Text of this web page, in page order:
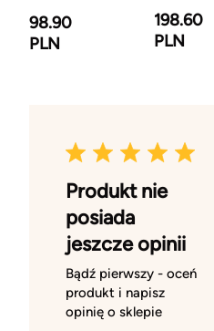
98.90
PLN
198.60
PLN
Produkt nie
posiada
jeszcze opinii
Bądź pierwszy - oceń
produkt i napisz
opinię o sklepie